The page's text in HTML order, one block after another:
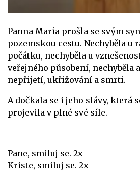
Panna Maria prošla se svým
pozemskou cestu. Nechyběla u
počátku, nechyběla u
veřejného působení, nechyběla
nepřijetí, ukřižování a smrti.
A dočkala se i jeho slávy, která
projevila v plné své síle.
Pane, smiluj se. 2x
Kriste, smiluj se. 2x